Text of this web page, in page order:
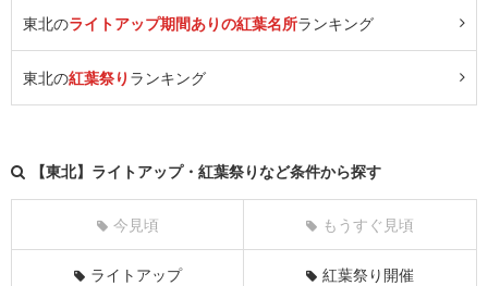
東北のライトアップ期間ありの紅葉名所ランキング
東北の紅葉祭り ランキング
【東北】ライトアップ・紅葉祭りなど条件から探す
今見頃 もうすぐ見頃
ライトアップ 紅葉祭り開催